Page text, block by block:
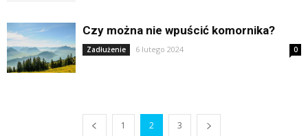
Czy można nie wpuścić komornika?
Zadłużenie 6 lutego 2024 0
1 2 3